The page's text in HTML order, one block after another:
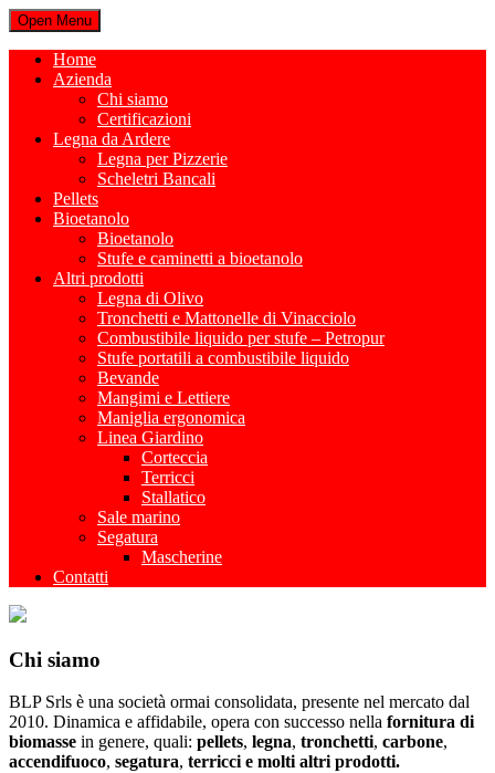
Open Menu
Home
Azienda
Chi siamo
Certificazioni
Legna da Ardere
Legna per Pizzerie
Scheletri Bancali
Pellets
Bioetanolo
Bioetanolo
Stufe e caminetti a bioetanolo
Altri prodotti
Legna di Olivo
Tronchetti e Mattonelle di Vinacciolo
Combustibile liquido per stufe – Petropur
Stufe portatili a combustibile liquido
Bevande
Mangimi e Lettiere
Maniglia ergonomica
Linea Giardino
Corteccia
Terricci
Stallatico
Sale marino
Segatura
Mascherine
Contatti
Chi siamo
BLP Srls è una società ormai consolidata, presente nel mercato dal
2010. Dinamica e affidabile, opera con successo nella fornitura di
biomasse in genere, quali: pellets, legna, tronchetti, carbone,
accendifuoco, segatura, terricci e molti altri prodotti.